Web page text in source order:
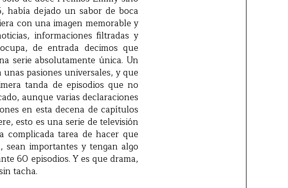
había dejado un sabor de boca
con una imagen memorable y
informaciones filtradas y
de entrada decimos que
serie absolutamente única. Un
pasiones universales, y que
tanda de episodios que no
aunque varias declaraciones
en esta decena de capítulos
esto es una serie de televisión
complicada tarea de hacer que
sean importantes y tengan algo
60 episodios. Y es que drama,
tacha.